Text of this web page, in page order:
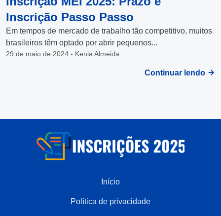
Inscrição Passo Passo
Em tempos de mercado de trabalho tão competitivo, muitos
brasileiros têm optado por abrir pequenos...
29 de maio de 2024 - Kenia Almeida
Continuar lendo
Início
Política de privacidade